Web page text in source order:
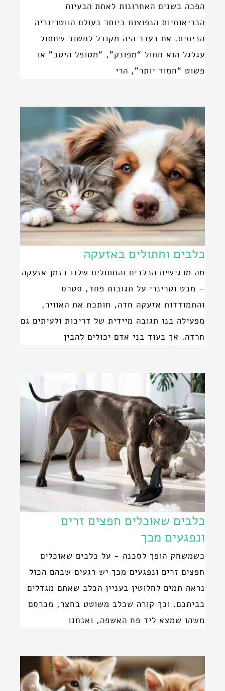
הפכה בשנים האחרונות לאחת הבעיות
הבריאותיות הנפוצות ביותר בעולם הווטרינריה
הביתית. אם בעבר היה מקובל לחשוב שחתול
עגלגל הוא חתול “מפונק”, “מטופל היטב” או
פשוט “חמוד יותר”, הרי
כלבים וחתולים באזעקה
מה מרגישים הכלבים והחתולים שלנו בזמן אזעקה
– מבט וטרינרי על תגובות פחד, סטרס
והתמודדות אזעקה חדה, חותכת את האוויר,
מפעילה בנו תגובה מיידית של דריכות ולעיתים גם
חרדה. אך בעוד בני אדם יכולים להבין
כלבים שאוכלים חפצים זרים
ונפגעים מכך
כשמשחק הופך לסכנה - על כלבים שאוכלים
חפצים זרים ונפגעים מכך יש רגעים שבהם הכול
נראה תמים לחלוטין בעניין הכלב שאתם מגדלים
בביתכם. וכך קורה שכלב משוטט בחצר, מכרסם
משהו שמצא ליד פח האשפה, ואנחנו